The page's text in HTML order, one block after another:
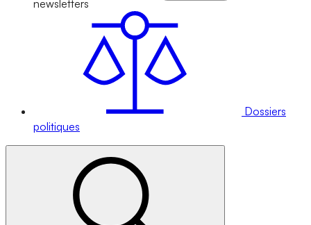
newsletters
Dossiers
politiques